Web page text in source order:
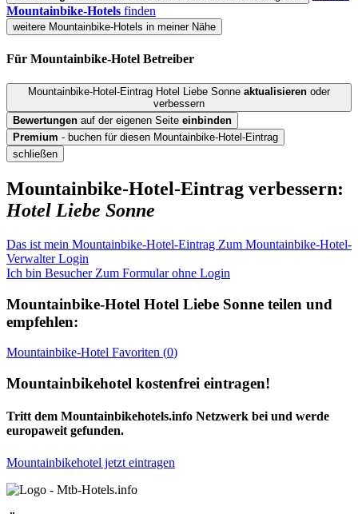
Mountainbike-Hotels finden
weitere Mountainbike-Hotels in meiner Nähe
Für Mountainbike-Hotel Betreiber
Mountainbike-Hotel-Eintrag Hotel Liebe Sonne aktualisieren oder
verbessern
Bewertungen auf der eigenen Seite einbinden
Premium - buchen für diesen Mountainbike-Hotel-Eintrag
schließen
Mountainbike-Hotel-Eintrag verbessern:
Hotel Liebe Sonne
Das ist mein Mountainbike-Hotel-Eintrag Zum Mountainbike-Hotel-
Verwalter Login
Ich bin Besucher Zum Formular ohne Login
Mountainbike-Hotel Hotel Liebe Sonne teilen und
empfehlen:
Mountainbike-Hotel Favoriten (0)
Mountainbikehotel kostenfrei eintragen!
Tritt dem Mountainbikehotels.info Netzwerk bei und werde
europaweit gefunden.
Mountainbikehotel jetzt eintragen